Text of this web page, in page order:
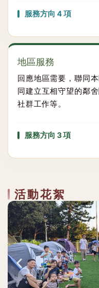
服務方向 4 項
地區服務
回應地區需要，聯同
同建立互相守望的鄰
社群工作等。
服務方向 3 項
活動花絮